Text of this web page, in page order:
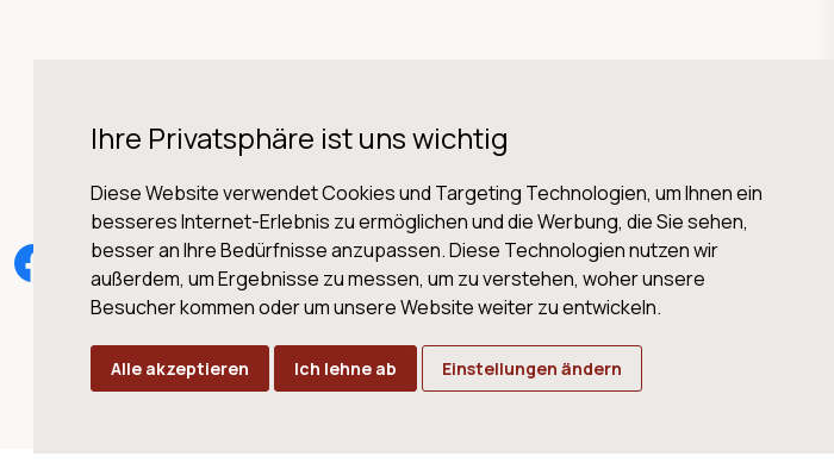
Ihre Privatsphäre ist uns wichtig
Diese Website verwendet Cookies und Targeting Technologien, um Ihnen ein
besseres Internet-Erlebnis zu ermöglichen und die Werbung, die Sie sehen,
besser an Ihre Bedürfnisse anzupassen. Diese Technologien nutzen wir
außerdem, um Ergebnisse zu messen, um zu verstehen, woher unsere
Besucher kommen oder um unsere Website weiter zu entwickeln.
Alle akzeptieren Ich lehne ab Einstellungen ändern
AGB Datenschutz Impressum Cookies